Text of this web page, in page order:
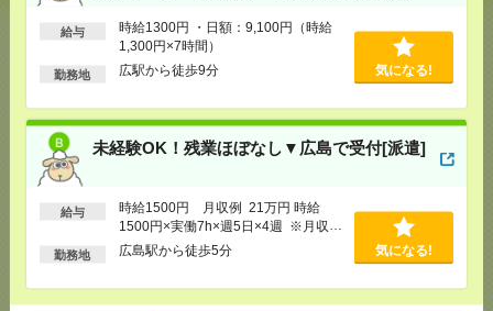
給与
時給1300円 ・日額：9,100円（時給
1,300円×7時間）
勤務地 広駅から徒歩9分 気になる!
未経験OK！残業ほぼなし▼広島で受付[派遣]
給与
時給1500円 月収例 21万円 時給
1500円×実働7h×週5日×4週 ※月収例
を保証するものではありません。※給
勤務地 広島駅から徒歩5分 気になる!
時給1300円 ・日額：9,100円（時給1,300
円×7時間）
[勤務地]広駅から徒歩9分
気になる！
未経験OK！残業ほぼなし▼広島で受付[派遣]
[給 与]時給1500円 月収例 21万円 時給1500円×
りません。※給与即受取りサービス利用可（利用条
[交通費]1ヶ月3万円を上限として実費支給
[勤務地]広島駅から徒歩5分
気になる！